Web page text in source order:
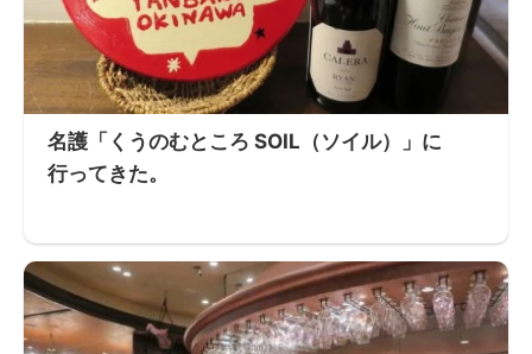
名護「くうのむところ SOIL（ソイル）」に
行ってきた。